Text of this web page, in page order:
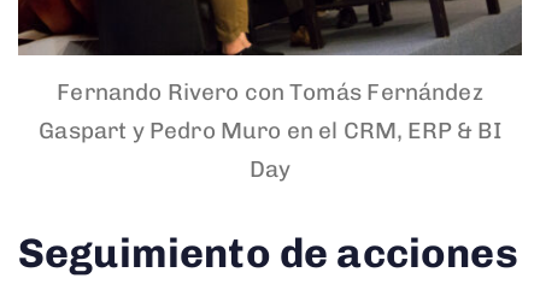
Fernando Rivero con Tomás Fernández
Gaspart y Pedro Muro en el CRM, ERP & BI
Day
Seguimiento de acciones